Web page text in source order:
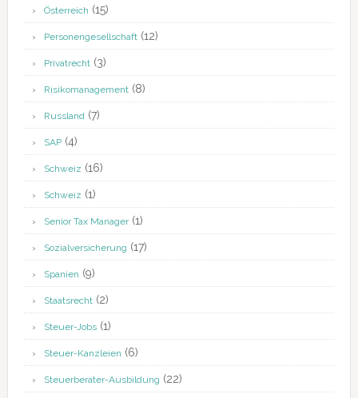
Österreich (15)
Personengesellschaft(12)
Privatrecht(3)
Risikomanagement(8)
Russland(7)
SAP(4)
Schweiz (16)
Schweiz (1)
Senior Tax Manager(1)
Sozialversicherung (17)
Spanien (9)
Staatsrecht(2)
Steuer-Jobs(1)
Steuer-Kanzleien (6)
Steuerberater-Ausbildung (22)